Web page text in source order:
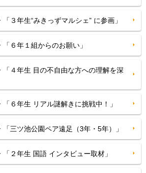
３年生“みきっずマルシェ” に参画」
６年１組からのお願い」
「４年生 目の不自由な方への理解を深
６年生 リアル謎解きに挑戦中！」
三ツ池公園ペア遠足（3年・5年）」
２年生 国語 インタビュー取材」